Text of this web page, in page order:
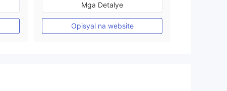
Paggawa ng Market (MM)
Pangunahing label na MT4
Mga Detalye
Opisyal na website